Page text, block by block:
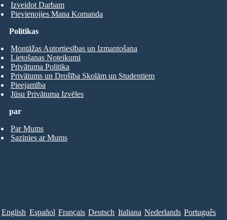
Izveidot Darbam
Pievienojies Mana Komanda
par
Par Mums
Sazinies ar Mums
Politikas
Montāžas Autortiesības un Izmantošana
Lietošanas Noteikumi
Privātuma Politika
Privātums un Drošība Skolām un Studentiem
Pieejamība
Jūsu Privātuma Izvēles
English Español Français Deutsch Italiana Nederlands Português